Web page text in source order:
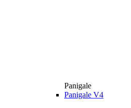
Panigale
Panigale V4